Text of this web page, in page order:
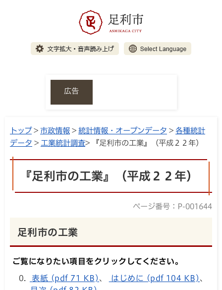
広告
トップ> 市政情報 > 統計情報・オープンデータ > 各種統計
データ > 工業統計調査> 『足利市の工業』（平成２２年）
『足利市の工業』（平成２２年）
ページ番号：P-001644
足利市の工業
ご覧になりたい項目をクリックしてください。
表紙 (pdf 71 KB) 、 はじめに (pdf 104 KB) 、